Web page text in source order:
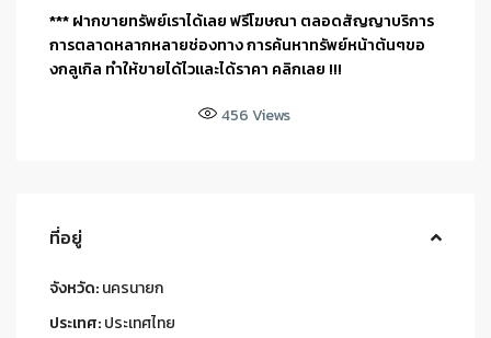
*** ฝากขายทรัพย์เราได้เลย ฟรีโฆษณา ตลอดสัญญาบริการ
การตลาดหลากหลายช่องทาง การค้นหาทรัพย์หน้าต้นๆขอ
งกลูเกิล ทำให้ขายได้ไวและได้ราคา คลิกเลย !!!
456Views
ที่อยู่
จังหวัด:นครนายก
ประเทศ:ประเทศไทย